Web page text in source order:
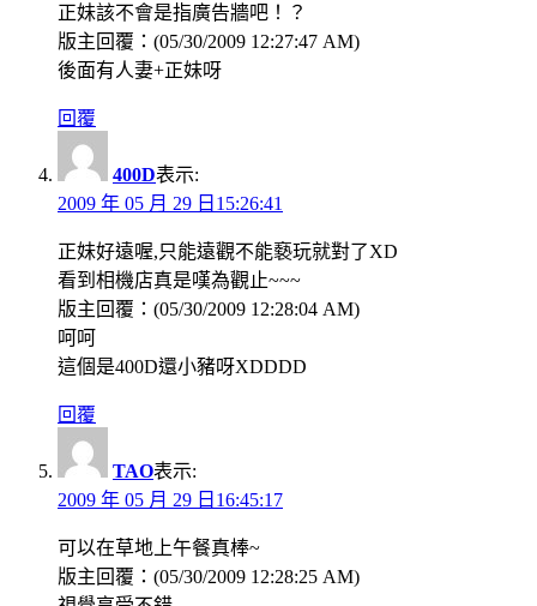
正妹該不會是指廣告牆吧！？
版主回覆：(05/30/2009 12:27:47 AM)
後面有人妻+正妹呀
回覆
400D表示:
2009 年 05 月 29 日15:26:41
正妹好遠喔,只能遠觀不能褻玩就對了XD
看到相機店真是嘆為觀止~~~
版主回覆：(05/30/2009 12:28:04 AM)
呵呵
這個是400D還小豬呀XDDDD
回覆
TAO表示:
2009 年 05 月 29 日16:45:17
可以在草地上午餐真棒~
版主回覆：(05/30/2009 12:28:25 AM)